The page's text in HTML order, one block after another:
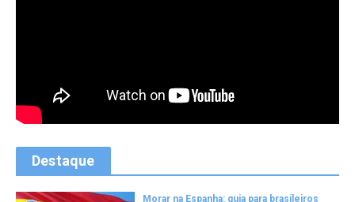
Destaque
Morar na Espanha: guia para brasileiros